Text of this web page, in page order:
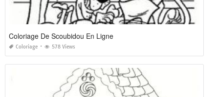
Coloriage De Scoubidou En Ligne
Coloriage 578 Views